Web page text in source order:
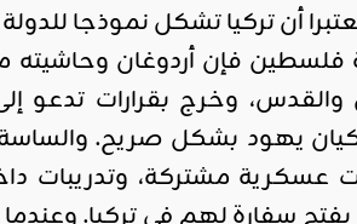
أن تركيا تشكل نموذجا
وخرج بقرارات تدعو
بكيان يهود بشكل صريح.
عسكرية مشتركة، وتدريبات